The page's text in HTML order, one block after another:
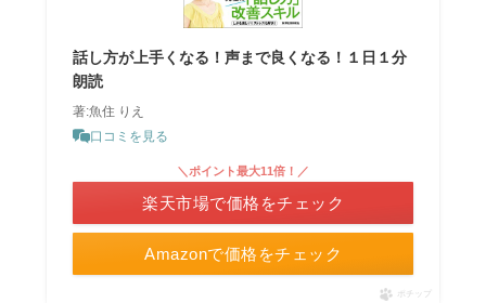
話し方が上手くなる！声まで良くなる！１日１分
朗読
著:魚住 りえ
口コミを見る
Amazonで価格をチェック
＼ポイント最大11倍！／
楽天市場で価格をチェック
ポチップ